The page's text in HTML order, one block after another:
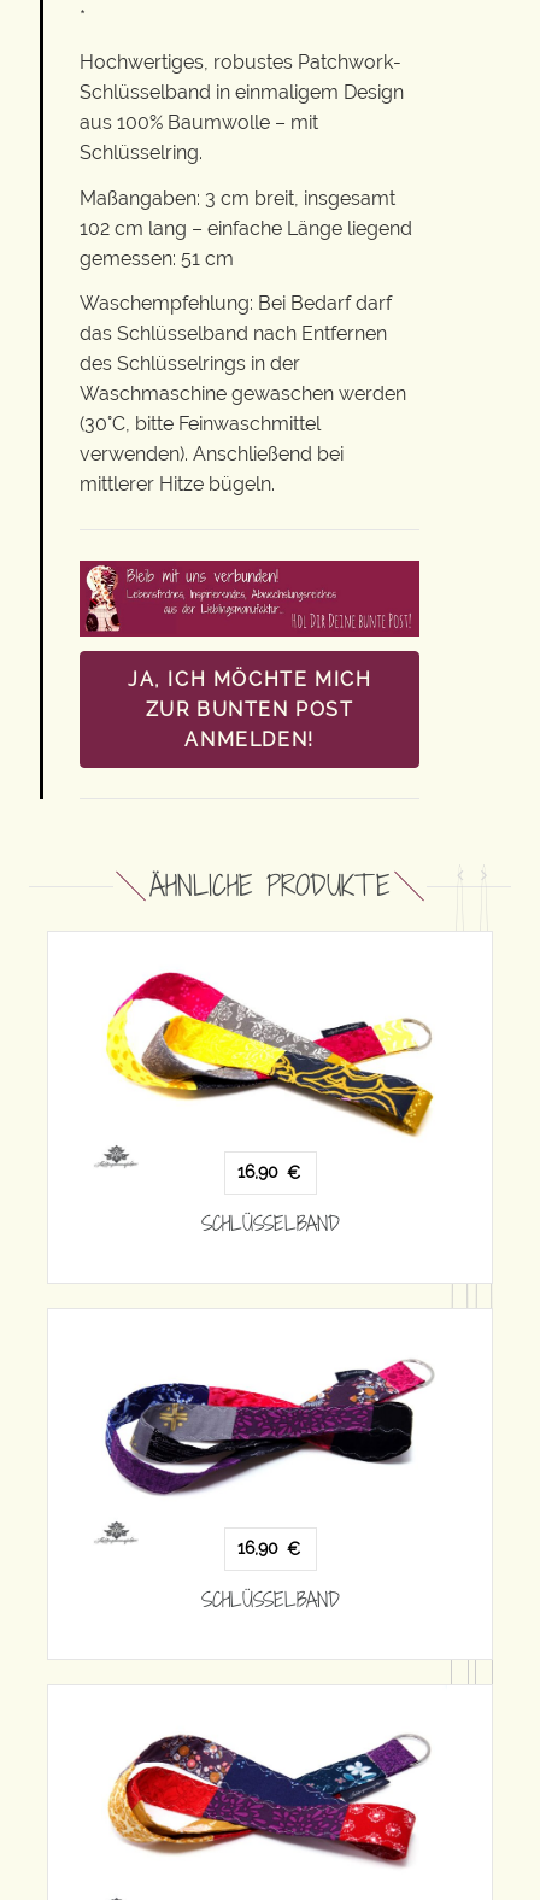
*
Hochwertiges, robustes Patchwork-
Schlüsselband in einmaligem Design
aus 100% Baumwolle – mit
Schlüsselring.
Maßangaben: 3 cm breit, insgesamt
102 cm lang – einfache Länge liegend
gemessen: 51 cm
Waschempfehlung: Bei Bedarf darf
das Schlüsselband nach Entfernen
des Schlüsselrings in der
Waschmaschine gewaschen werden
(30°C, bitte Feinwaschmittel
verwenden). Anschließend bei
mittlerer Hitze bügeln.
JA, ICH MÖCHTE MICH
ZUR BUNTEN POST
ANMELDEN!
ÄHNLICHE PRODUKTE
16,90€
SCHLÜSSELBAND